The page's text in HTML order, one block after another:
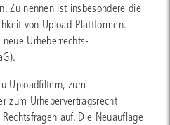
Zu nennen ist insbesondere die
von Upload-Plattformen.
Urheberrechts-
Uploadfiltern, zum
zum Urhebervertragsrecht
auf. Die Neuauflage